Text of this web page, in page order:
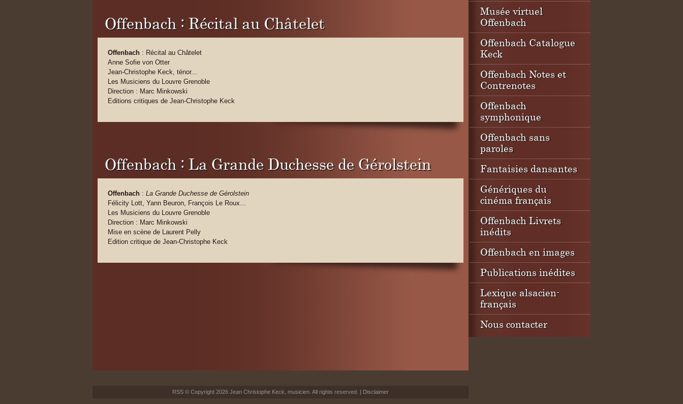
Offenbach : Récital au Châtelet
Offenbach : Récital au Châtelet
Anne Sofie von Otter
Jean-Christophe Keck, ténor...
Les Musiciens du Louvre Grenoble
Direction : Marc Minkowski
Editions critiques de Jean-Christophe Keck
Offenbach : La Grande Duchesse de Gérolstein
Offenbach : La Grande Duchesse de Gérolstein
Félicity Lott, Yann Beuron, François Le Roux...
Les Musiciens du Louvre Grenoble
Direction : Marc Minkowski
Mise en scène de Laurent Pelly
Edition critique de Jean-Christophe Keck
Musée virtuel
Offenbach
Offenbach Catalogue
Keck
Offenbach Notes et
Contrenotes
Offenbach
symphonique
Offenbach sans
paroles
Fantaisies dansantes
Génériques du
cinéma français
Offenbach Livrets
inédits
Offenbach en images
Publications inédites
Lexique alsacien-
français
Nous contacter
RSS © Copyright 2026 Jean Christophe Keck, musicien. All rights reserved. | Disclaimer